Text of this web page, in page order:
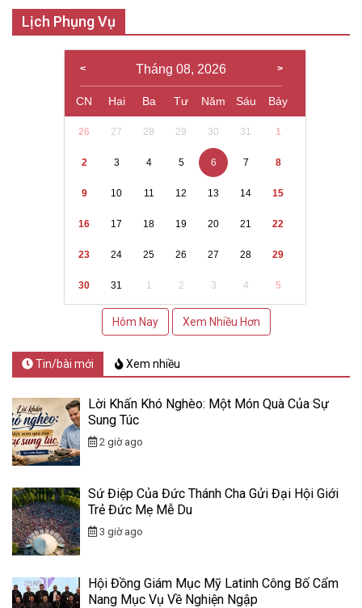
Lịch Phụng Vụ
Tháng 08, 2026
CN Hai Ba Tư Năm Sáu Bảy
26 27 28 29 30 31 1
2 3 4 5 6 7 8
9 10 11 12 13 14 15
16 17 18 19 20 21 22
23 24 25 26 27 28 29
30 31 1 2 3 4 5
Hôm Nay Xem Nhiều Hơn
Tin/bài mới Xem nhiều
Lời Khấn Khó Nghèo: Một Món Quà Của Sự
Sung Túc
2 giờ ago
Sứ Điệp Của Đức Thánh Cha Gửi Đại Hội Giới
Trẻ Đức Mẹ Mễ Du
3 giờ ago
Hội Đồng Giám Mục Mỹ Latinh Công Bố Cẩm
Nang Mục Vụ Về Nghiện Ngập